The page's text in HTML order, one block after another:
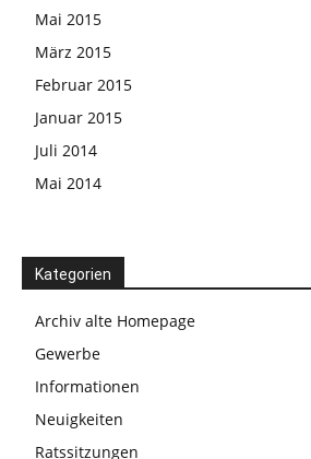
Mai 2015
März 2015
Februar 2015
Januar 2015
Juli 2014
Mai 2014
Kategorien
Archiv alte Homepage
Gewerbe
Informationen
Neuigkeiten
Ratssitzungen